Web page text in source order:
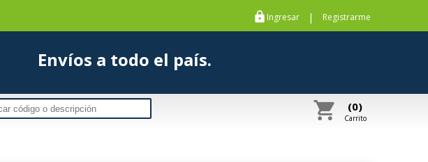
https Ingresar | Registrarme
Envíos a todo el país.
shopping_cart (0)
Carrito